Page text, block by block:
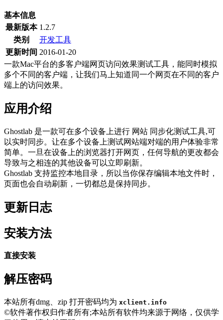
基本信息
最新版本 1.2.7
类别
开发工具
更新时间 2016-01-20
一款Mac平台的多客户端网页访问效果测试工具，能同时模拟
多个不同的客户端，让我们马上知道同一个网页在不同的客户
端上的访问效果。
应用介绍
Ghostlab 是一款可在多个设备上进行 网站 同步化测试工具,可
以实时同步。让在多个设备上测试网站端对端的用户体验非常
简单。一旦在设备上的浏览器打开网页，任何导航的更改都会
导致与之相连的其他设备可以立即刷新。
Ghostlab 支持监控本地目录，所以当你保存编辑本地文件时，
页面也会自动刷新，一切都总是保持同步。
更新日志
安装方法
直接安装
解压密码
本站所有dmg、zip 打开密码均为 xclient.info
©软件著作权归作者所有;本站所有软件均来源于网络，仅供学